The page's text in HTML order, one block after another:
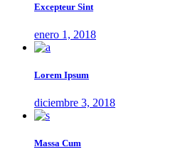
Excepteur Sint
enero 1, 2018
Lorem Ipsum
diciembre 3, 2018
Massa Cum